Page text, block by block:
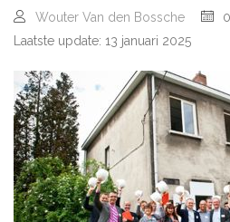
Wouter Van den Bossche
Laatste update: 13 januari 2025